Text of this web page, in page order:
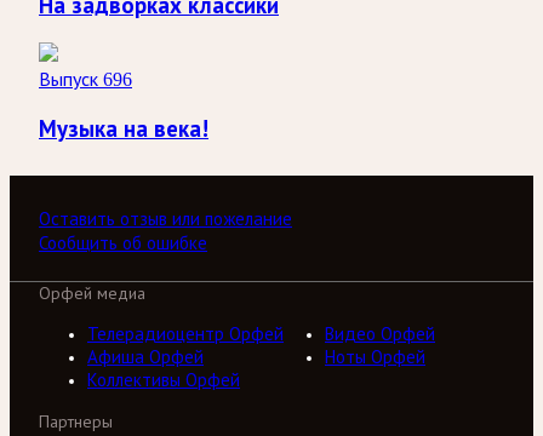
Выпуск 696
Музыка на века!
Оставить отзыв или пожелание
Сообщить об ошибке
Орфей медиа
Телерадиоцентр Орфей
Видео Орфей
Афиша Орфей
Ноты Орфей
Коллективы Орфей
Партнеры